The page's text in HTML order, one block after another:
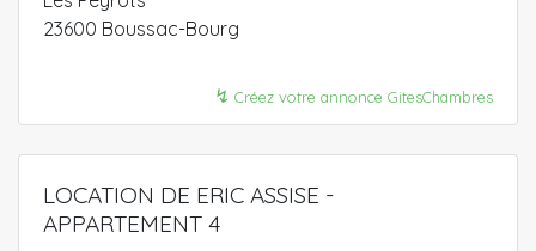
23600 Boussac-Bourg
↯ Créez votre annonce GitesChambres
LOCATION DE ERIC ASSISE -
APPARTEMENT 4